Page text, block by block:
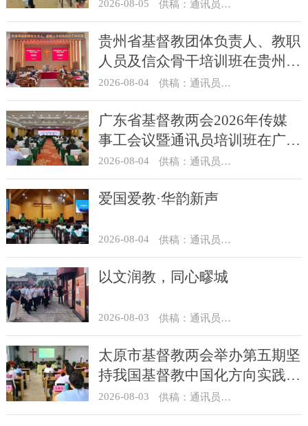
2026-08-05 供稿：通讯员 景健美
贵州省基督教团体负责人、教职
人员及信众骨干培训班在贵州圣
经学校举办
2026-08-04 供稿：通讯员 杨菁
广东省基督教两会2026年传媒
事工会议暨通讯员培训班在广州
举办
2026-08-04 供稿：通讯员 汪浩
爱国爱教·华韵新声
2026-08-04 供稿：通讯员 景健美
以文润教，同心疁城
2026-08-03 供稿：通讯员 景健美
太原市基督教两会举办第五期坚
持我国基督教中国化方向实践能
力专题培训
2026-08-03 供稿：通讯员 王建春 摄影：史爱梅